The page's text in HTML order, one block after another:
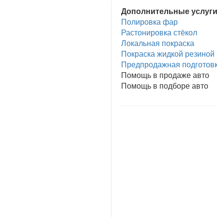
Дополнительные услуги
Полировка фар
Растонировка стёкол
Локальная покраска
Покраска жидкой резиной
Предпродажная
Помощь в продаже авто
Помощь в подборе авто